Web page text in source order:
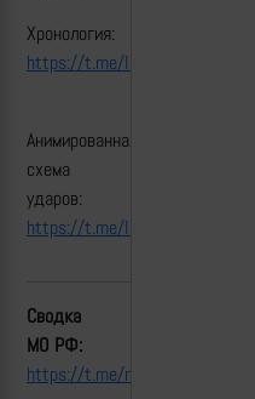
Хронология:
https://t.me/lost_armour/6231
Анимированная
схема
ударов:
https://t.me/lost_armour/6235
Сводка
МО РФ:
https://t.me/mod_russia/55811